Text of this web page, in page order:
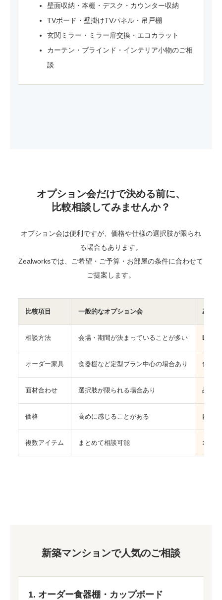
壁面収納・本棚・デスク・カウンター収納
TVボード・壁掛けTVパネル・吊戸棚
玄関ミラー・ミラー扉交換・エコカラット
カーテン・ブラインド・インテリア小物のご相
談
オプション会だけで決める前に、
比較相談してみませんか？
オプション会は便利ですが、価格や仕様の選択肢が限られ
る場合もあります。
Zealworksでは、ご希望・ご予算・お部屋の条件に合わせて
ご提案します。
比較項目 一般的なオプション会
相談方法 会場・期間が決まっていることが多い LINE
オーダー家具 食器棚など定型プラン中心の場合あり 食器
面材合わせ 選択肢が限られる場合あり 品番
価格 高めに感じることがある 内容
複数アイテム まとめて相談可能 オー
新築マンションで人気のご相談
1. オーダー食器棚・カップボード